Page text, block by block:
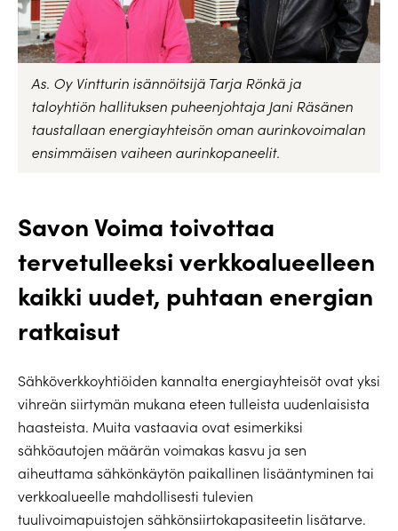
As. Oy Vintturin isännöitsijä Tarja Rönkä ja
taloyhtiön hallituksen puheenjohtaja Jani Räsänen
taustallaan energiayhteisön oman aurinkovoimalan
ensimmäisen vaiheen aurinkopaneelit.
Savon Voima toivottaa
tervetulleeksi verkkoalueelleen
kaikki uudet, puhtaan energian
ratkaisut
Sähköverkkoyhtiöiden kannalta energiayhteisöt ovat yksi
vihreän siirtymän mukana eteen tulleista uudenlaisista
haasteista. Muita vastaavia ovat esimerkiksi
sähköautojen määrän voimakas kasvu ja sen
aiheuttama sähkönkäytön paikallinen lisääntyminen tai
verkkoalueelle mahdollisesti tulevien
tuulivoimapuistojen sähkönsiirtokapasiteetin lisätarve.